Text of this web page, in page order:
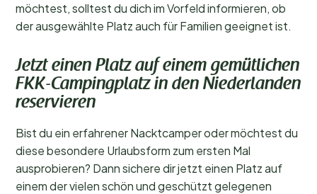
möchtest, solltest du dich im Vorfeld informieren, ob
der ausgewählte Platz auch für Familien geeignet ist.
Jetzt einen Platz auf einem gemütlichen
FKK-Campingplatz in den Niederlanden
reservieren
Bist du ein erfahrener Nacktcamper oder möchtest du
diese besondere Urlaubsform zum ersten Mal
ausprobieren? Dann sichere dir jetzt einen Platz auf
einem der vielen schön und geschützt gelegenen